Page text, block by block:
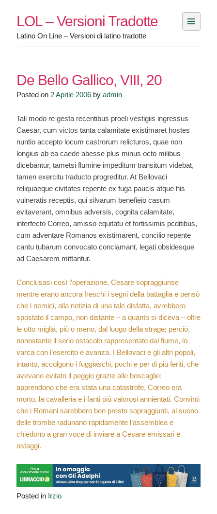
content
LOL – Versioni Tradotte
Latino On Line – Versioni di latino tradotte
De Bello Gallico, VIII, 20
Posted on 2 Aprile 2006by admin
Tali modo re gesta recentibus proeli vestigiis ingressus
Caesar, cum victos tanta calamitate existimaret hostes
nuntio accepto locum castrorum relicturos, quae non
longius ab ea caede abesse plus minus octo milibus
dicebantur, tametsi flumine impeditum transitum videbat,
tamen exercitu traducto progreditur. At Bellovaci
reliquaeque civitates repente ex fuga paucis atque his
vulneratis receptis, qui silvarum benefieio casum
evitaverant, omnibus adversis, cognita calamitate,
interfecto Correo, amisso equitatu et fortissimis pcditibus,
cum adventare Romanos existimarent, concilio repente
cantu tubarum convocato conclamant, legati obsidesque
ad Caesarem mittantur.
Conclusasi così l’operazione, Cesare sopraggiunse
mentre erano ancora freschi i segni della battaglia e pensò
che i nemici, alla notizia di una tale disfatta, avrebbero
spostato il campo, non distante – a quanto si diceva – oltre
le otto miglia, più o meno, dal luogo della strage; perciò,
nonostante il serio ostacolo rappresentato dal fiume, lo
varca con l’esercito e avanza. I Bellovaci e gli altri popoli,
intanto, accolgono i fuggiaschi, pochi e per di più feriti, che
avevano evitato il peggio grazie alle boscaglie:
apprendono che era stata una catastrofe, Correo era
morto, la cavalleria e i fanti più valorosi annientati. Convinti
che i Romani sarebbero ben presto sopraggiunti, al suono
delle trombe radunano rapidamente l’assemblea e
chiedono a gran voce di inviare a Cesare emissari e
ostaggi.
Posted in Irzio